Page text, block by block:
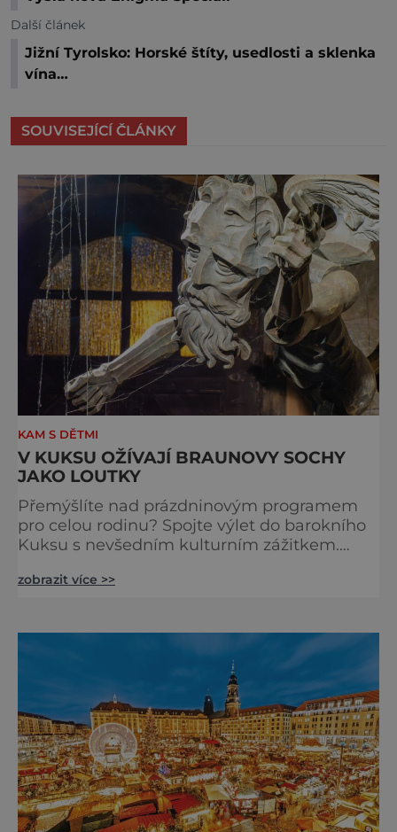
Další článek
Jižní Tyrolsko: Horské štíty, usedlosti a sklenka
vína…
SOUVISEJÍCÍ ČLÁNKY
KAM S DĚTMI
V KUKSU OŽÍVAJÍ BRAUNOVY SOCHY
JAKO LOUTKY
Přemýšlíte nad prázdninovým programem
pro celou rodinu? Spojte výlet do barokního
Kuksu s nevšedním kulturním zážitkem.
Comoedien-Hausu zve na stálou expozici
Matyáše Bernarda Brauna nejen z Kuksu.
Výstava Braunova socha loutkou představuje
padesát autorských loutek řezbáře a scénog
zobrazit více >>